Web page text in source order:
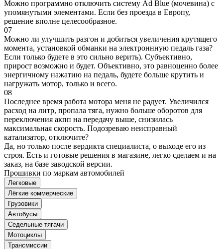
Можно программно отключить систему Ad Blue (мочевина) с
упомянутыми элементами. Если без проезда в Европу,
решение вполне целесообразное.
07
Можно ли улучшить разгон и добиться увеличения крутящего
момента, установкой обманки на электроннную педаль газа?
Если только будете в это сильно верить). Субъективно,
прирост возможно и будет. Объективно, это равноценно более
энергичному нажатию на педаль, будете больше крутить и
нагружать мотор, только и всего.
08
Последнее время работа мотора меня не радует. Увеличился
расход на литр, пропала тяга, нужно больше оборотов для
переключения акпп на передачу выше, снизилась
максимальная скорость. Подозреваю неисправный
катализатор, отключите?
Да, но только после вердикта специалиста, о выходе его из
строя. Есть и готовые решения в магазине, легко сделаем и на
заказ, на базе заводской версии.
Прошивки по маркам автомобилей
Легковые
Лёгкие коммерческие
Грузовики
Автобусы
Седельные тягачи
Мотоциклы
Трансмиссии